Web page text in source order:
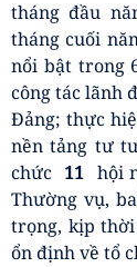
tháng đầu
tháng cuối
nổi bật trong
công tác lãnh
Đảng; thực
nền tảng tư
chức 11 hội
Thường vụ,
trọng, kịp
ổn định về tổ